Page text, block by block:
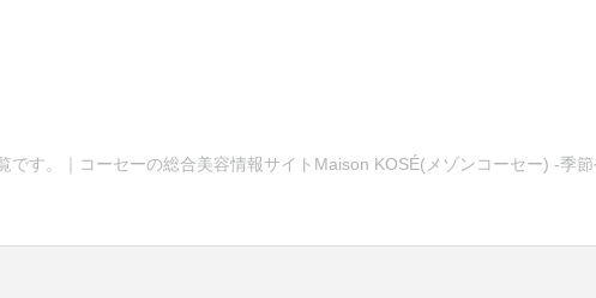
す。｜コーセーの総合美容情報サイトMaison KOSÉ(メゾンコーセー) -季